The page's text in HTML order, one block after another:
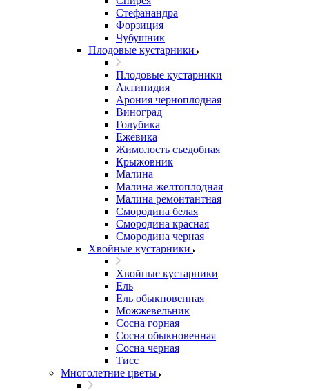
Стефанандра
Форзиция
Чубушник
Плодовые кустарники
Плодовые кустарники
Актинидия
Арония черноплодная
Виноград
Голубика
Ежевика
Жимолость съедобная
Крыжовник
Малина
Малина желтоплодная
Малина ремонтантная
Смородина белая
Смородина красная
Смородина черная
Хвойные кустарники
Хвойные кустарники
Ель
Ель обыкновенная
Можжевельник
Сосна горная
Сосна обыкновенная
Сосна черная
Тисс
Многолетние цветы